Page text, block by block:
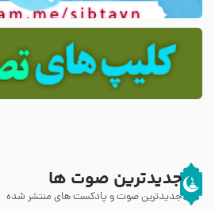
جدیدترین صوت ها
جدیدترین صوت و پادکست های منتشر شده